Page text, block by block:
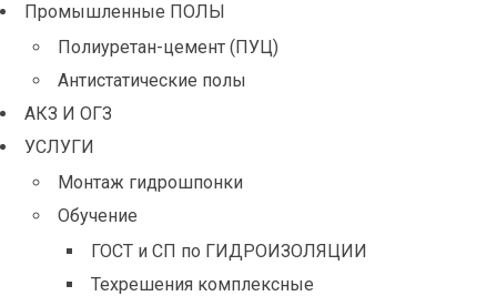
Промышленные ПОЛЫ
Полиуретан-цемент (ПУЦ)
Антистатические полы
АКЗ И ОГЗ
УСЛУГИ
Монтаж гидрошпонки
Обучение
ГОСТ и СП по ГИДРОИЗОЛЯЦИИ
Техрешения комплексные